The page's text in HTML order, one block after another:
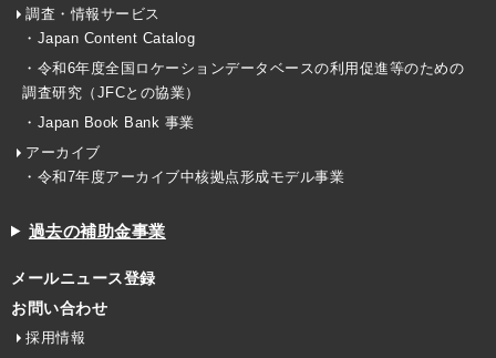
調査・情報サービス
・Japan Content Catalog
・令和6年度全国ロケーションデータベースの利用促進等のための
調査研究（JFCとの協業）
・Japan Book Bank 事業
アーカイブ
・令和7年度アーカイブ中核拠点形成モデル事業
過去の補助金事業
メールニュース登録
お問い合わせ
採用情報